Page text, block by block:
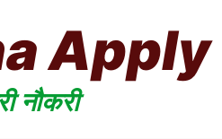
Apply
नौकरी